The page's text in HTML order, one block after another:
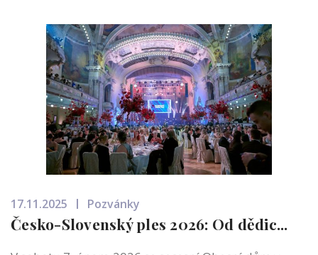
17.11.2025 Pozvánky
Česko-Slovenský ples 2026: Od dědic...